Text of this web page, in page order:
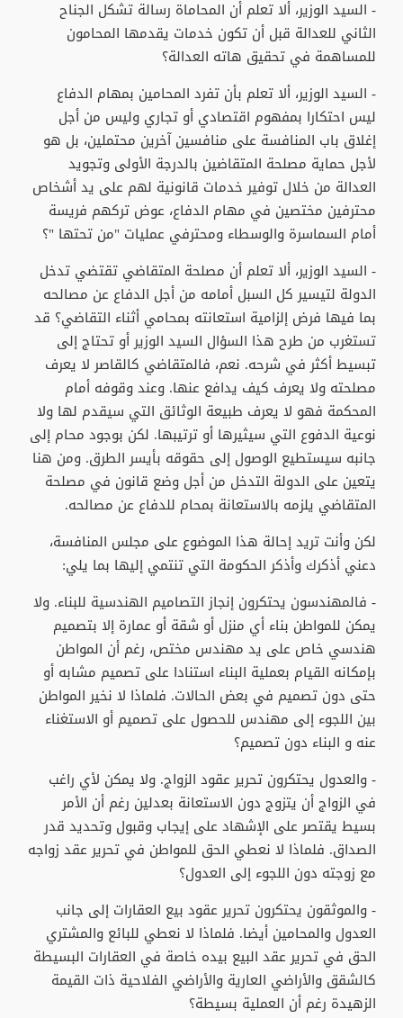
- السيد الوزير، ألا تعلم أن المحاماة رسالة تشكل الجناح
الثاني للعدالة قبل أن تكون خدمات يقدمها المحامون
للمساهمة في تحقيق هاته العدالة؟
- السيد الوزير، ألا تعلم بأن تفرد المحامين بمهام الدفاع
ليس احتكارا بمفهوم اقتصادي أو تجاري وليس من أجل
إغلاق باب المنافسة على منافسين آخرين محتملين، بل هو
لأجل حماية مصلحة المتقاضين بالدرجة الأولى وتجويد
العدالة من خلال توفير خدمات قانونية لهم على يد أشخاص
محترفين مختصين في مهام الدفاع، عوض تركهم فريسة
أمام السماسرة والوسطاء ومحترفي عمليات "من تحتها "؟
- السيد الوزير، ألا تعلم أن مصلحة المتقاضي تقتضي تدخل
الدولة لتيسير كل السبل أمامه من أجل الدفاع عن مصالحه
بما فيها فرض إلزامية استعانته بمحامي أثناء التقاضي؟ قد
تستغرب من طرح هذا السؤال السيد الوزير أو تحتاج إلى
تبسيط أكثر في شرحه. نعم، فالمتقاضي كالقاصر لا يعرف
مصلحته ولا يعرف كيف يدافع عنها. وعند وقوفه أمام
المحكمة فهو لا يعرف طبيعة الوثائق التي سيقدم لها ولا
نوعية الدفوع التي سيثيرها أو ترتيبها. لكن بوجود محام إلى
جانبه سيستطيع الوصول إلى حقوقه بأيسر الطرق. ومن هنا
يتعين على الدولة التدخل من أجل وضع قانون في مصلحة
المتقاضي يلزمه بالاستعانة بمحام للدفاع عن مصالحه.
لكن وأنت تريد إحالة هذا الموضوع على مجلس المنافسة،
دعني أذكرك وأذكر الحكومة التي تنتمي إليها بما يلي:
- فالمهندسون يحتكرون إنجاز التصاميم الهندسية للبناء. ولا
يمكن للمواطن بناء أي منزل أو شقة أو عمارة إلا بتصميم
هندسي خاص على يد مهندس مختص، رغم أن المواطن
بإمكانه القيام بعملية البناء استنادا على تصميم مشابه أو
حتى دون تصميم في بعض الحالات. فلماذا لا نخير المواطن
بين اللجوء إلى مهندس للحصول على تصميم أو الاستغناء
عنه و البناء دون تصميم؟
- والعدول يحتكرون تحرير عقود الزواج. ولا يمكن لأي راغب
في الزواج أن يتزوج دون الاستعانة بعدلين رغم أن الأمر
بسيط يقتصر على الإشهاد على إيجاب وقبول وتحديد قدر
الصداق. فلماذا لا نعطي الحق للمواطن في تحرير عقد زواجه
مع زوجته دون اللجوء إلى العدول؟
- والموثقون يحتكرون تحرير عقود بيع العقارات إلى جانب
العدول والمحامين أيضا. فلماذا لا نعطي للبائع والمشتري
الحق في تحرير عقد البيع بيده خاصة في العقارات البسيطة
كالشقق والأراضي العارية والأراضي الفلاحية ذات القيمة
الزهيدة رغم أن العملية بسيطة؟